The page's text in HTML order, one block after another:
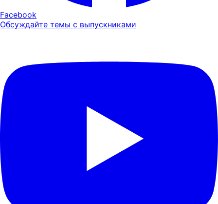
Facebook
Обсуждайте темы с выпускниками